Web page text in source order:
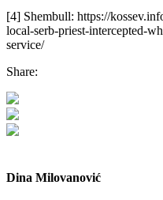
[4] Shembull: https://
local-serb-priest-intercepted-
service/
Share:
Dina Milovanović